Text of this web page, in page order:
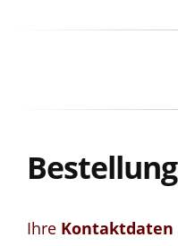
Bestellung
Ihre Kontaktdaten